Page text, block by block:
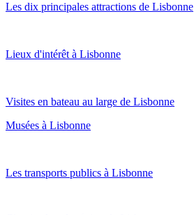
Les dix principales attractions de Lisbonne
Lieux d'intérêt à Lisbonne
Visites en bateau au large de Lisbonne
Musées à Lisbonne
Les transports publics à Lisbonne